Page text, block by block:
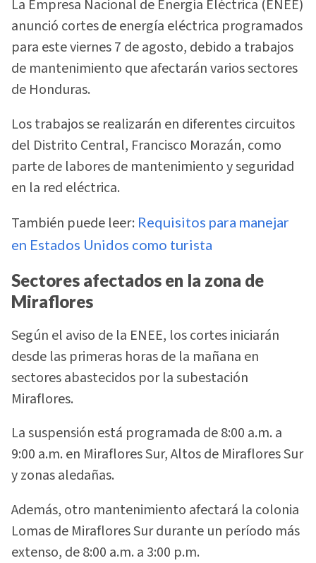
La Empresa Nacional de Energía Eléctrica (ENEE)
anunció cortes de energía eléctrica programados
para este viernes 7 de agosto, debido a trabajos
de mantenimiento que afectarán varios sectores
de Honduras.
Los trabajos se realizarán en diferentes circuitos
del Distrito Central, Francisco Morazán, como
parte de labores de mantenimiento y seguridad
en la red eléctrica.
También puede leer: Requisitos para manejar
en Estados Unidos como turista
Sectores afectados en la zona de
Miraflores
Según el aviso de la ENEE, los cortes iniciarán
desde las primeras horas de la mañana en
sectores abastecidos por la subestación
Miraflores.
La suspensión está programada de 8:00 a.m. a
9:00 a.m. en Miraflores Sur, Altos de Miraflores Sur
y zonas aledañas.
Además, otro mantenimiento afectará la colonia
Lomas de Miraflores Sur durante un período más
extenso, de 8:00 a.m. a 3:00 p.m.